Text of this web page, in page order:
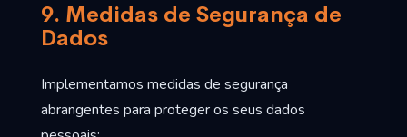
9. Medidas de Segurança de
Dados
Implementamos medidas de segurança
abrangentes para proteger os seus dados